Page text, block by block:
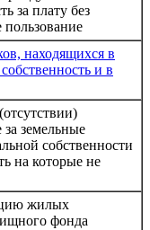
за плату без
пользование
находящихся в
и в
земельные
собственности
на которые не
жилых
фонда